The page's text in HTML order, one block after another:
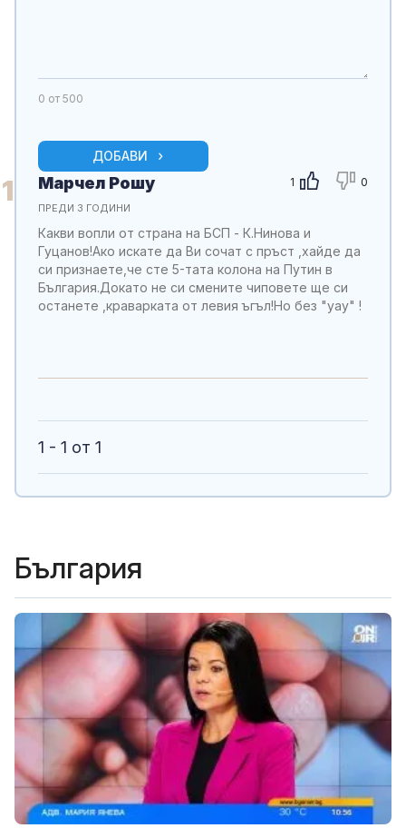
0 от 500
ДОБАВИ
1 1 0
Марчел Рошу
ПРЕДИ 3 ГОДИНИ
Какви вопли от страна на БСП - К.Нинова и
Гуцанов!Ако искате да Ви сочат с пръст ,хайде да
си признаете,че сте 5-тата колона на Путин в
България.Докато не си смените чиповете ще си
останете ,краварката от левия ъгъл!Но без "уау" !
1 - 1 от 1
България